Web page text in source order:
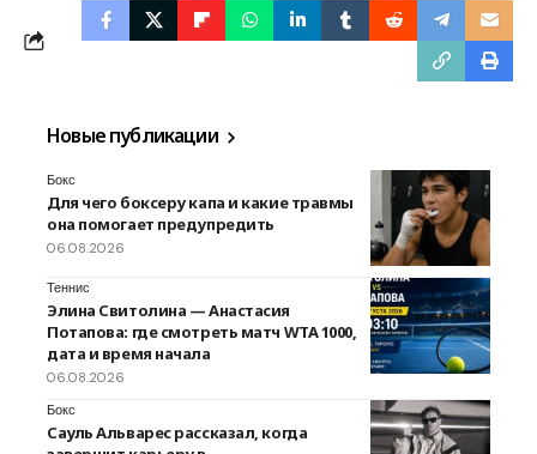
Новые публикации
Бокс
Для чего боксеру капа и какие травмы
она помогает предупредить
06.08.2026
Теннис
Элина Свитолина — Анастасия
Потапова: где смотреть матч WTA 1000,
дата и время начала
06.08.2026
Бокс
Сауль Альварес рассказал, когда